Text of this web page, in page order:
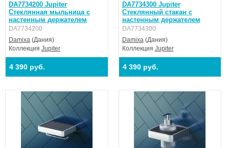
DA7734200 Jupiter
Стеклянная мыльница с
настенным держателем
DA7734200
Damixa (Дания)
Коллекция Jupiter
4 390 руб.
DA7734300 Jupiter
Стеклянный стакан с
настенным держателем
DA7734300
Damixa(Дания)
Коллекция Jupiter
4 390 руб.